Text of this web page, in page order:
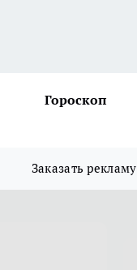
Гороскоп
Заказать рекламу